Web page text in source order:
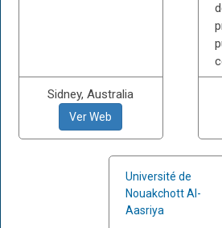
Sidney, Australia
Ver Web
Université de
Nouakchott Al-
Aasriya